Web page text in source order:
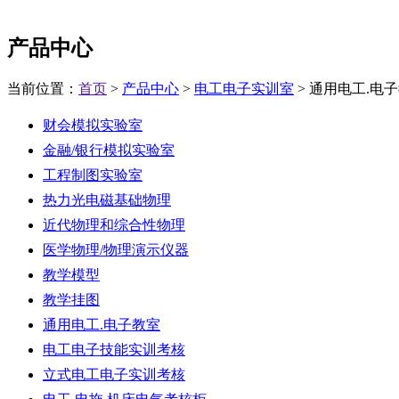
产品中心
当前位置： 首页 > 产品中心 > 电工电子实训室 > 通用电工.电
财会模拟实验室
金融/银行模拟实验室
工程制图实验室
热力光电磁基础物理
近代物理和综合性物理
医学物理/物理演示仪器
教学模型
教学挂图
通用电工.电子教室
电工电子技能实训考核
立式电工电子实训考核